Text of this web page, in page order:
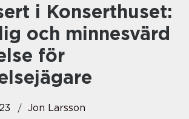
och minnesvärd
för
Jon Larsson